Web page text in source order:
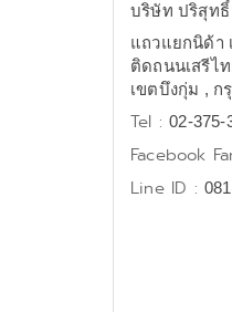
บริษัท ปริสุทธิ์
แถวแยกนิด้า
ติดถนนเสรีไ
เขตบึงกุ่ม , ก
Tel :02-375-
Facebook
Line ID :